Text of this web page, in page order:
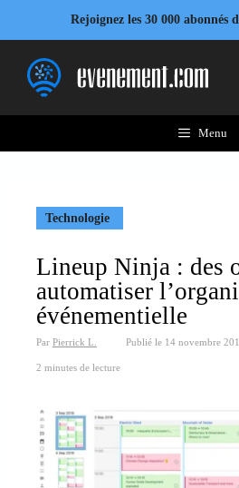
contenu
Rejoignez les 30 000 abonnés
Menu
Technologie
Lineup Ninja : des
automatiser
événementielle
Par Pierrick L. Publié le 14 novembre
2 minutes de lecture